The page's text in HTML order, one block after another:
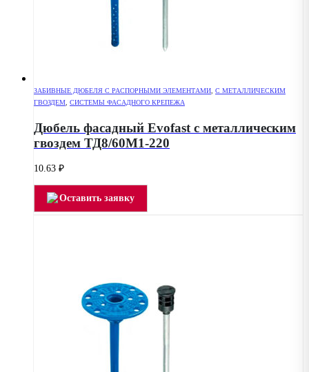
ЗАБИВНЫЕ ДЮБЕЛЯ С РАСПОРНЫМИ ЭЛЕМЕНТАМИ С МЕТАЛЛИЧЕСКИМ
ГВОЗДЕМ СИСТЕМЫ ФАСАДНОГО КРЕПЕЖА
Дюбель фасадный Evofast с металлическим
гвоздем ТД8/60М1-220
10.63 ₽
Оставить заявку